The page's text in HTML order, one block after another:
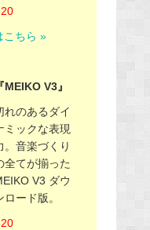
こちら »
『MEIKO V3』
れのあるダイ
ミックな表現
。音楽づくり
全てが揃った
V3 ダウ
ロード版。